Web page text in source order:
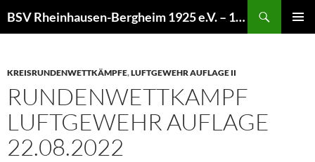
Inhalt
BSV Rheinhausen-Bergheim 1925 e.V. – 100% Sportschießen
KREISRUNDENWETTKÄMPFE,LUFTGEWEHR AUFLAGE II
RUNDENWETTKAMPF
LUFTGEWEHR AUFLAGE
22.08.2022